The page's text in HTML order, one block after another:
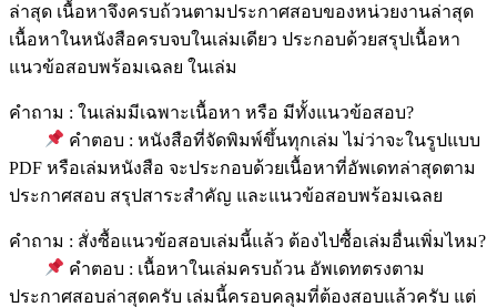
ล่าสุด เนื้อหาจึงครบถ้วนตามประกาศสอบของหน่วยงานล่าสุด
เนื้อหาในหนังสือครบจบในเล่มเดียว ประกอบด้วยสรุปเนื้อหา
แนวข้อสอบพร้อมเฉลย ในเล่ม
คำถาม : ในเล่มมีเฉพาะเนื้อหา หรือ มีทั้งแนวข้อสอบ?
คำตอบ : หนังสือที่จัดพิมพ์ขึ้นทุกเล่ม ไม่ว่าจะในรูปแบบ
PDF หรือเล่มหนังสือ จะประกอบด้วยเนื้อหาที่อัพเดทล่าสุดตาม
ประกาศสอบ สรุปสาระสำคัญ และแนวข้อสอบพร้อมเฉลย
คำถาม : สั่งซื้อแนวข้อสอบเล่มนี้แล้ว ต้องไปซื้อเล่มอื่นเพิ่มไหม?
คำตอบ : เนื้อหาในเล่มครบถ้วน อัพเดทตรงตาม
ประกาศสอบล่าสุดครับ เล่มนี้ครอบคลุมที่ต้องสอบแล้วครับ แต่